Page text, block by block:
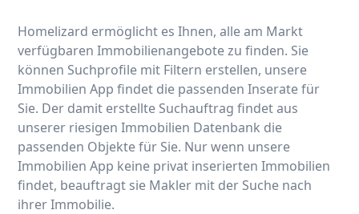
Homelizard ermöglicht es Ihnen, alle am Markt
verfügbaren Immobilienangebote zu finden. Sie
können Suchprofile mit Filtern erstellen, unsere
Immobilien App findet die passenden Inserate für
Sie. Der damit erstellte Suchauftrag findet aus
unserer riesigen Immobilien Datenbank die
passenden Objekte für Sie. Nur wenn unsere
Immobilien App keine privat inserierten Immobilien
findet, beauftragt sie Makler mit der Suche nach
ihrer Immobilie.